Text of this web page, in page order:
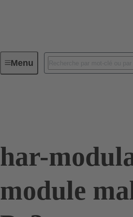
MenuConnectivité d'Equipements
har-
module